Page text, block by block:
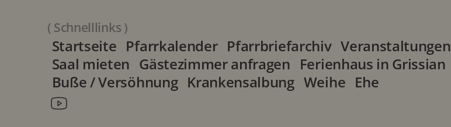
( Schnelllinks )
Startseite Pfarrkalender Pfarrbriefarchiv Veranstaltungen
Saal mieten Gästezimmer anfragen Ferienhaus in Grissian
Buße / Versöhnung Krankensalbung Weihe Ehe